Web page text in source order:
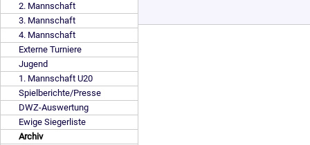
2. Mannschaft
3. Mannschaft
4. Mannschaft
Externe Turniere
Jugend
1. Mannschaft U20
Spielberichte/Presse
DWZ-Auswertung
Ewige Siegerliste
Archiv